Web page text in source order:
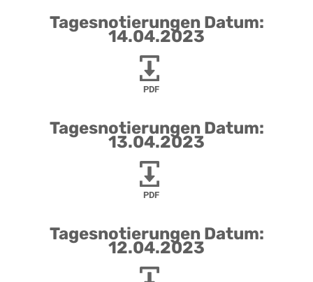
Tagesnotierungen Datum:
14.04.2023
PDF
Tagesnotierungen Datum:
13.04.2023
PDF
Tagesnotierungen Datum:
12.04.2023